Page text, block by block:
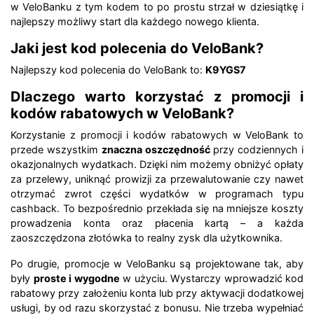
w VeloBanku z tym kodem to po prostu strzał w dziesiątkę i
najlepszy możliwy start dla każdego nowego klienta.
Jaki jest kod polecenia do VeloBank?
Najlepszy kod polecenia do VeloBank to: K9YGS7
Dlaczego warto korzystać z promocji i
kodów rabatowych w VeloBank?
Korzystanie z promocji i kodów rabatowych w VeloBank to
przede wszystkim znaczna oszczędnośćprzy codziennych i
okazjonalnych wydatkach. Dzięki nim możemy obniżyć opłaty
za przelewy, uniknąć prowizji za przewalutowanie czy nawet
otrzymać zwrot części wydatków w programach typu
cashback. To bezpośrednio przekłada się na mniejsze koszty
prowadzenia konta oraz płacenia kartą – a każda
zaoszczędzona złotówka to realny zysk dla użytkownika.
Po drugie, promocje w VeloBanku są projektowane tak, aby
były proste i wygodne w użyciu. Wystarczy wprowadzić kod
rabatowy przy założeniu konta lub przy aktywacji dodatkowej
usługi, by od razu skorzystać z bonusu. Nie trzeba wypełniać